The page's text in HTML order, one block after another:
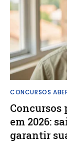
CONCURSOS
Concursos
em 2026:
garantir